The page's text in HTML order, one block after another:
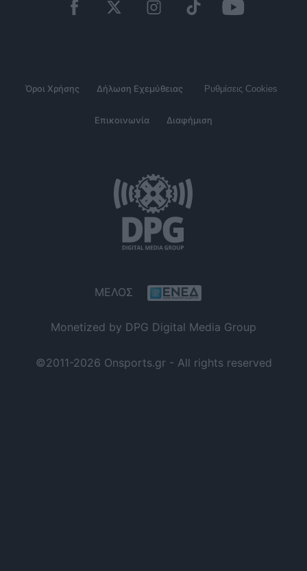
Όροι Χρήσης Δήλωση Εχεμύθειας Ρυθμίσεις Cookies
Επικοινωνία Διαφήμιση
ΜΕΛΟΣ
Monetized by DPG Digital Media Group
©2011-2026 Onsports.gr - All rights reserved